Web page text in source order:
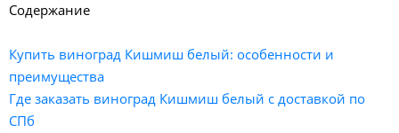
Содержание
Купить виноград Кишмиш белый: особенности и
преимущества
Где заказать виноград Кишмиш белый с доставкой по
СПб